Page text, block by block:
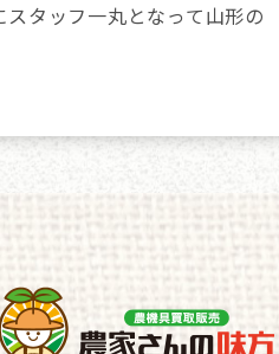
タッフ一丸となって山形の